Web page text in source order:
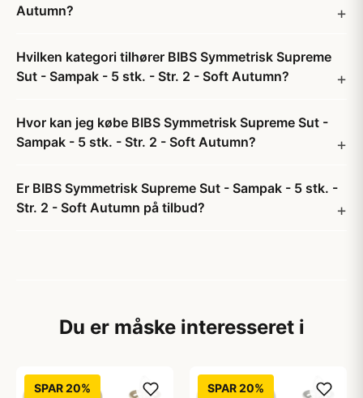
Autumn?
Hvilken kategori tilhører BIBS Symmetrisk Supreme
Sut - Sampak - 5 stk. - Str. 2 - Soft Autumn?
Hvor kan jeg købe BIBS Symmetrisk Supreme Sut -
Sampak - 5 stk. - Str. 2 - Soft Autumn?
Er BIBS Symmetrisk Supreme Sut - Sampak - 5 stk. -
Str. 2 - Soft Autumn på tilbud?
Du er måske interesseret i
SPAR 20% SPAR 20%